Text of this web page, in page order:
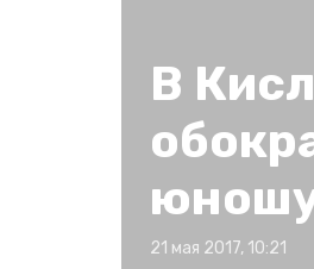
В
21 мая 2017, 10:21